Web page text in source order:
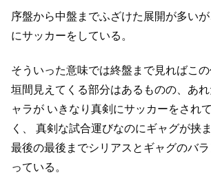
序盤から中盤までふざけた展開が多いが
にサッカーをしている。
そういった意味では終盤まで見ればこ
垣間見えてくる部分はあるものの、あ
ャラが いきなり真剣にサッカーをされ
く、
真剣な試合運びなのにギャグが挟
最後の最後までシリアスとギャグのバ
っている。